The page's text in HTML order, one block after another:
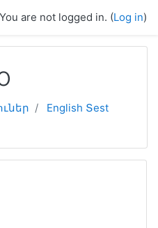
You are not logged in. (Log in)
English Տest